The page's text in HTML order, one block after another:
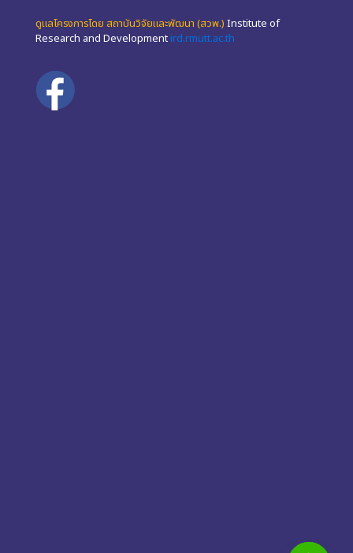
ดูแลโครงการโดย สถาบันวิจัยและพัฒนา (สวพ.) Institute of
Research and Development ird.rmutt.ac.th